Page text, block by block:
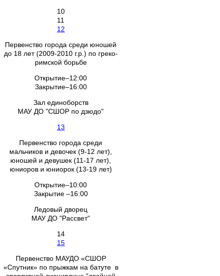
10
11
12
Первенство города среди юношей
до 18 лет (2009-2010 г.р.) по греко-
римской борьбе
Открытие–12:00
Закрытие–16:00
Зал единоборств
МАУ ДО "СШОР по дзюдо"
13
Первенство города среди
мальчиков и девочек (9-12 лет),
юношей и девушек (11-17 лет),
юниоров и юниорок (13-19 лет)
Открытие–10:00
Закрытие –16:00
Ледовый дворец
МАУ ДО "Рассвет"
14
15
Первенство МАУДО «СШОР
«Спутник» по прыжкам на батуте в